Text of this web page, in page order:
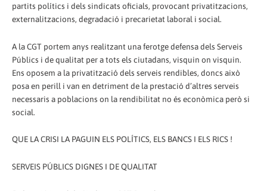
partits polítics i dels sindicats oficials, provocant privatitzacions,
externalitzacions, degradació i precarietat laboral i social.
A la CGT portem anys realitzant una ferotge defensa dels Serveis
Públics i de qualitat per a tots els ciutadans, visquin on visquin.
Ens oposem a la privatització dels serveis rendibles, doncs això
posa en perill i van en detriment de la prestació d’altres serveis
necessaris a poblacions on la rendibilitat no és econòmica però si
social.
QUE LA CRISI LA PAGUIN ELS POLÍTICS, ELS BANCS I ELS RICS !
SERVEIS PÚBLICS DIGNES I DE QUALITAT